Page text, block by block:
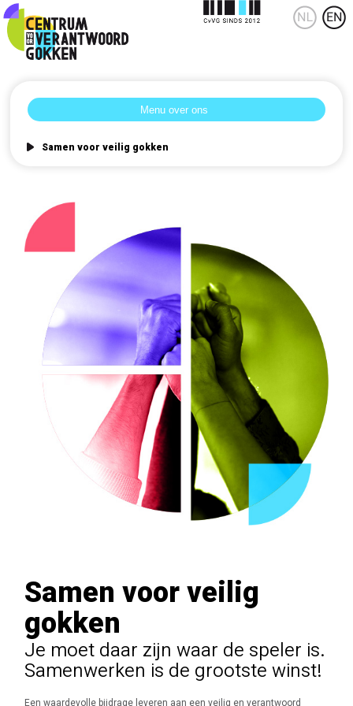
Samen voor veilig gokken
Samen voor veilig
gokken
Je moet daar zijn waar de speler is.
Samenwerken is de grootste winst!